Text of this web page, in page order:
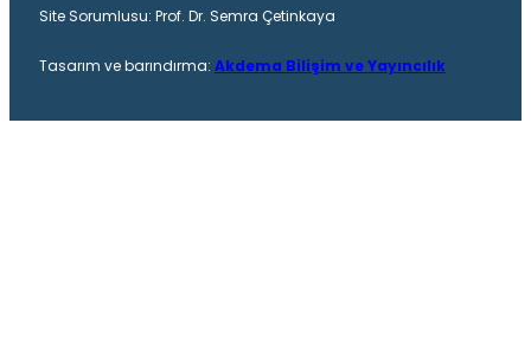
Site Sorumlusu: Prof. Dr. Semra Çetinkaya
Tasarım ve barındırma: Akdema Bilişim ve Yayıncılık